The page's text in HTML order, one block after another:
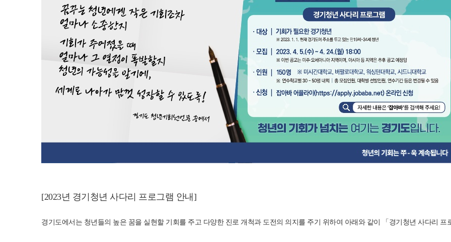
[2023년 경기청년 사다리 프로그램 안내]
경기도에서는 청년들의 높은 꿈을 실현할 기회를 주고 다양한 진로 개척과 도전의 의지를 주기 위하여 아래와 같이 「경기청년 사다리 프